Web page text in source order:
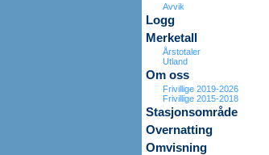
Avvik
Logg
Merketall
Årstotaler
Utland
Om oss
Frivillige 2019-2026
Frivillige 2015-2018
Stasjonsområde
Overnatting
Omvisning